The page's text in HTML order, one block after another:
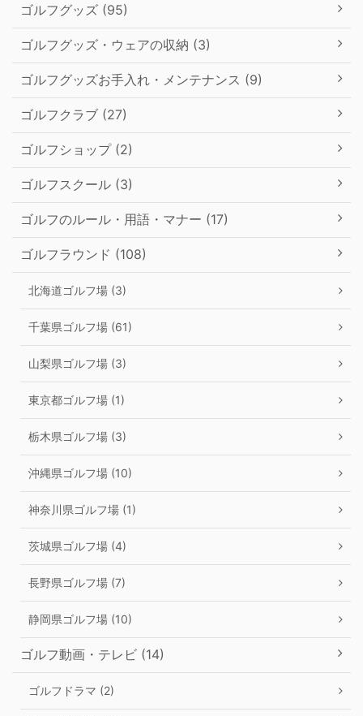
ゴルフグッズ (95)
ゴルフグッズ・ウェアの収納 (3)
ゴルフグッズお手入れ・メンテナンス (9)
ゴルフクラブ (27)
ゴルフショップ (2)
ゴルフスクール (3)
ゴルフのルール・用語・マナー (17)
ゴルフラウンド (108)
北海道ゴルフ場 (3)
千葉県ゴルフ場 (61)
山梨県ゴルフ場 (3)
東京都ゴルフ場 (1)
栃木県ゴルフ場 (3)
沖縄県ゴルフ場 (10)
神奈川県ゴルフ場 (1)
茨城県ゴルフ場 (4)
長野県ゴルフ場 (7)
静岡県ゴルフ場 (10)
ゴルフ動画・テレビ (14)
ゴルフドラマ (2)